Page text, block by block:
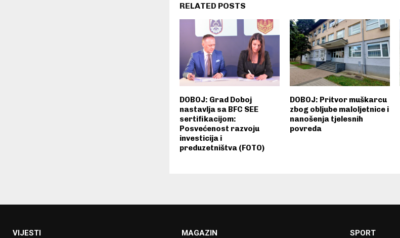
RELATED POSTS
DOBOJ: Grad Doboj
nastavlja sa BFC SEE
sertifikacijom:
Posvećenost razvoju
investicija i
preduzetništva (FOTO)
DOBOJ: Pritvor muškarcu
zbog obljube maloljetnice i
nanošenja tjelesnih
povreda
VIJESTI MAGAZIN SPORT